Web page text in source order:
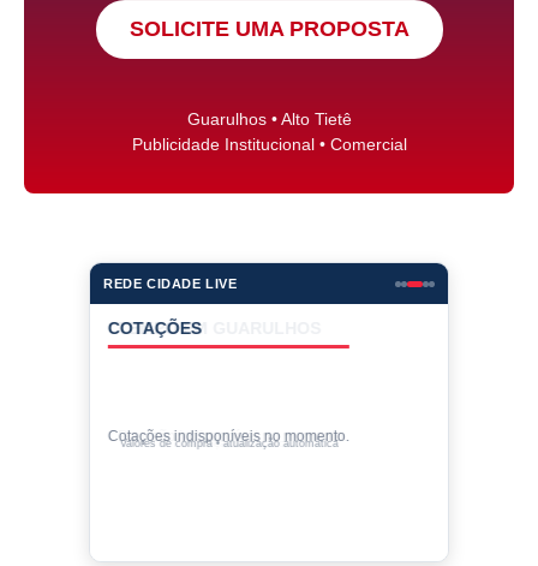
SOLICITE UMA PROPOSTA
Guarulhos • Alto Tietê
Publicidade Institucional • Comercial
REDE CIDADE LIVE
COTAÇÕES
Cotações indisponíveis no momento.
Valores de compra • atualização automática